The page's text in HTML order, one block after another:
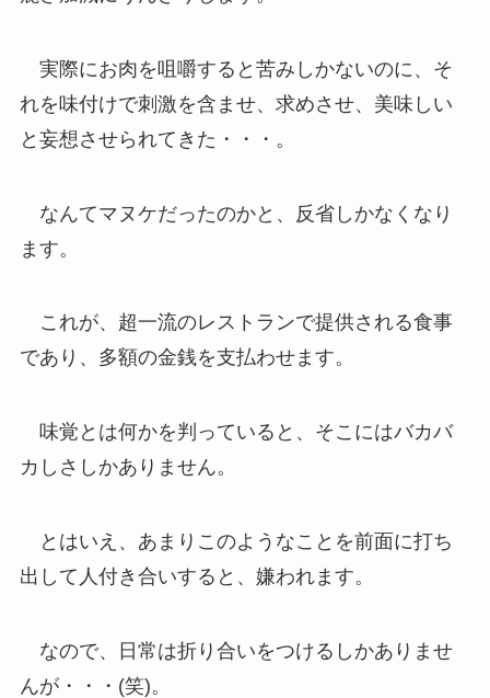
実際にお肉を咀嚼すると苦みしかないのに、そ
れを味付けで刺激を含ませ、求めさせ、美味しい
と妄想させられてきた・・・。
なんてマヌケだったのかと、反省しかなくなり
ます。
これが、超一流のレストランで提供される食事
であり、多額の金銭を支払わせます。
味覚とは何かを判っていると、そこにはバカバ
カしさしかありません。
とはいえ、あまりこのようなことを前面に打ち
出して人付き合いすると、嫌われます。
なので、日常は折り合いをつけるしかありませ
んが・・・(笑)。